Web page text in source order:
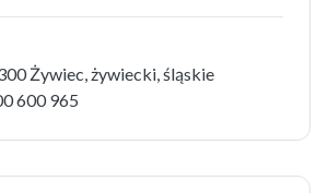
Żywiec, żywiecki, śląskie
600 965